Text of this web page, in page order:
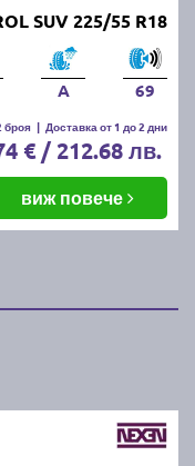
SUV 225/55 R18
A 69
броя | Доставка от 1 до 2 дни
€ / 212.68 лв.
виж повече